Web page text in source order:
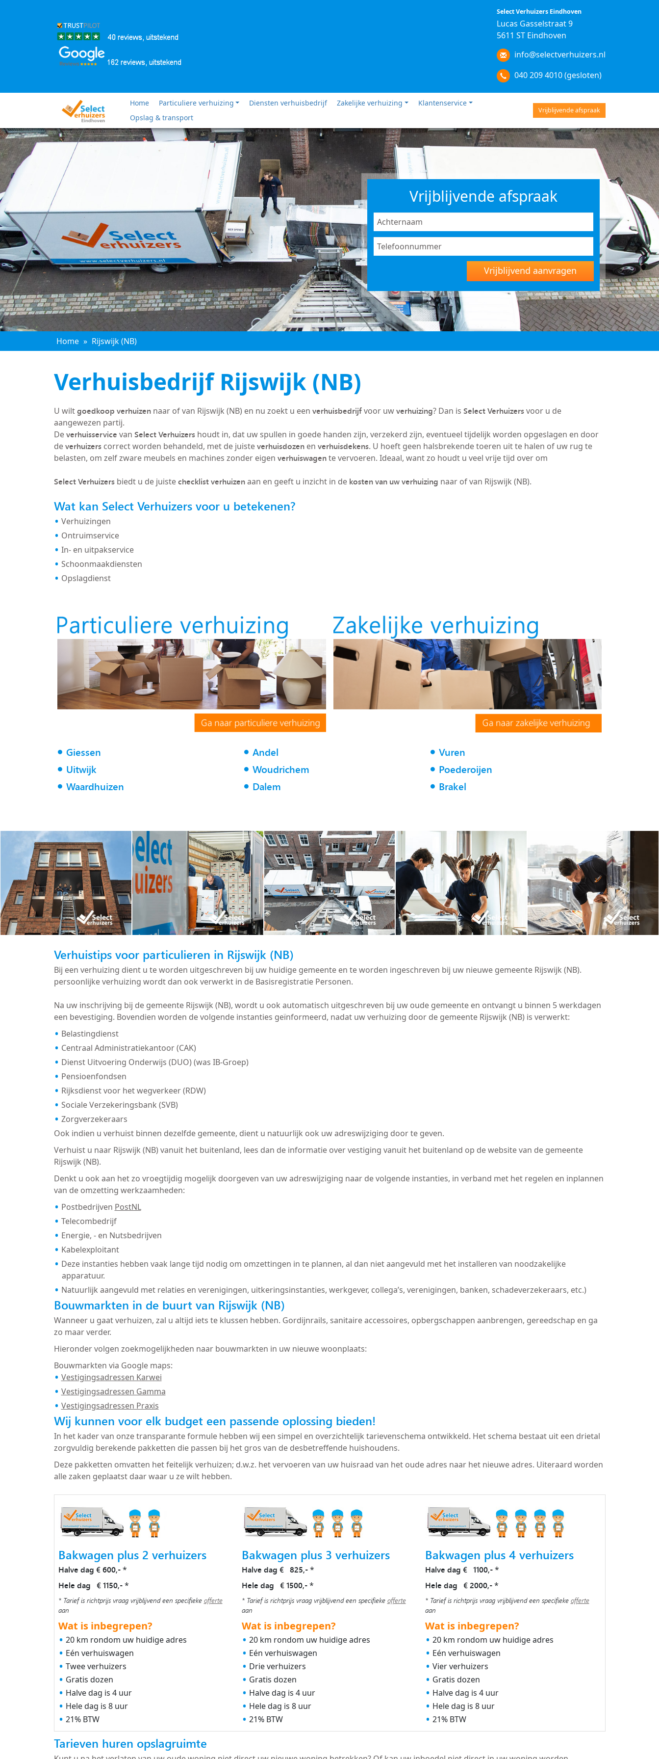
Select Verhuizers Eindhoven
Lucas Gasselstraat 9
5611 ST Eindhoven
info@selectverhuizers.nl
040 209 4010 (gesloten)
Vrijblijvende afspraak
Home Particuliere verhuizing Diensten verhuisbedrijf Zakelijke verhuizing
Klantenservice
Opslag & transport
Vrijblijvende afspraak
Vrijblijvend aanvragen
Home » Rijswijk (NB)
Verhuisbedrijf Rijswijk (NB)
U wiltgoedkoop verhuizennaar of van Rijswijk (NB) en nu zoekt u een verhuisbedrijfvoor uwverhuizing? Dan is Select Verhuizersvoor u de
aangewezen partij.
Deverhuisservice van Select Verhuizershoudt in, dat uw spullen in goede handen zijn, verzekerd zijn, eventueel tijdelijk worden opgeslagen en door
deverhuizerscorrect worden behandeld, met de juisteverhuisdozenen verhuisdekens. U hoeft geen halsbrekende toeren uit te halen of uw rug te
belasten, om zelf zware meubels en machines zonder eigen verhuiswagente vervoeren. Ideaal, want zo houdt u veel vrije tijd over om
Select Verhuizersbiedt u de juistechecklist verhuizenaan en geeft u inzicht in de kosten van uw verhuizing naar of van Rijswijk (NB).
Wat kan Select Verhuizers voor u betekenen?
Verhuizingen
Ontruimservice
In- en uitpakservice
Schoonmaakdiensten
Opslagdienst
Giessen
Uitwijk
Waardhuizen
Andel
Woudrichem
Dalem
Vuren
Poederoijen
Brakel
Verhuistips voor particulieren in Rijswijk (NB)
Bij een verhuizing dient u te worden uitgeschreven bij uw huidige gemeente en te worden ingeschreven bij uw nieuwe gemeente Rijswijk (NB).
persoonlijke verhuizing wordt dan ook verwerkt in de Basisregistratie Personen.
Na uw inschrijving bij de gemeente Rijswijk (NB), wordt u ook automatisch uitgeschreven bij uw oude gemeente en ontvangt u binnen 5 werkdagen
een bevestiging. Bovendien worden de volgende instanties geïnformeerd, nadat uw verhuizing door de gemeente Rijswijk (NB) is verwerkt:
Belastingdienst
Centraal Administratiekantoor (CAK)
Dienst Uitvoering Onderwijs (DUO) (was IB-Groep)
Pensioenfondsen
Rijksdienst voor het wegverkeer (RDW)
Sociale Verzekeringsbank (SVB)
Zorgverzekeraars
Ook indien u verhuist binnen dezelfde gemeente, dient u natuurlijk ook uw adreswijziging door te geven.
Verhuist u naar Rijswijk (NB) vanuit het buitenland, lees dan de informatie over vestiging vanuit het buitenland op de website van de gemeente
Rijswijk (NB).
Denkt u ook aan het zo vroegtijdig mogelijk doorgeven van uw adreswijziging naar de volgende instanties, in verband met het regelen en inplannen
van de omzetting werkzaamheden:
Postbedrijven PostNL
Telecombedrijf
Energie, - en Nutsbedrijven
Kabelexploitant
Deze instanties hebben vaak lange tijd nodig om omzettingen in te plannen, al dan niet aangevuld met het installeren van noodzakelijke
apparatuur.
Natuurlijk aangevuld met relaties en verenigingen, uitkeringsinstanties, werkgever, collega’s, verenigingen, banken, schadeverzekeraars, etc.)
Bouwmarkten in de buurt van Rijswijk (NB)
Wanneer u gaat verhuizen, zal u altijd iets te klussen hebben. Gordijnrails, sanitaire accessoires, opbergschappen aanbrengen, gereedschap en ga
zo maar verder.
Hieronder volgen zoekmogelijkheden naar bouwmarkten in uw nieuwe woonplaats:
Bouwmarkten via Google maps:
Vestigingsadressen Karwei
Vestigingsadressen Gamma
Vestigingsadressen Praxis
Wij kunnen voor elk budget een passende oplossing bieden!
In het kader van onze transparante formule hebben wij een simpel en overzichtelijk tarievenschema ontwikkeld. Het schema bestaat uit een drietal
zorgvuldig berekende pakketten die passen bij het gros van de desbetreffende huishoudens.
Deze pakketten omvatten het feitelijk verhuizen; d.w.z. het vervoeren van uw huisraad van het oude adres naar het nieuwe adres. Uiteraard worden
alle zaken geplaatst daar waar u ze wilt hebben.
Bakwagen plus 2 verhuizers
Halve dag € 600,-*
Hele dag € 1150,-*
* Tarief is richtprijs vraag vrijblijvend een specifieke offerte
aan
Wat is inbegrepen?
20 km rondom uw huidige adres
Eén verhuiswagen
Twee verhuizers
Gratis dozen
Halve dag is 4 uur
Hele dag is 8 uur
21% BTW
Bakwagen plus 3 verhuizers
Halve dag € 825,-*
Hele dag € 1500,-*
* Tarief is richtprijs vraag vrijblijvend een specifieke offerte
aan
Wat is inbegrepen?
20 km rondom uw huidige adres
Eén verhuiswagen
Drie verhuizers
Gratis dozen
Halve dag is 4 uur
Hele dag is 8 uur
21% BTW
Bakwagen plus 4 verhuizers
Halve dag € 1100,-*
Hele dag € 2000,-*
* Tarief is richtprijs vraag vrijblijvend een specifieke offerte
aan
Wat is inbegrepen?
20 km rondom uw huidige adres
Eén verhuiswagen
Vier verhuizers
Gratis dozen
Halve dag is 4 uur
Hele dag is 8 uur
21% BTW
Tarieven huren opslagruimte